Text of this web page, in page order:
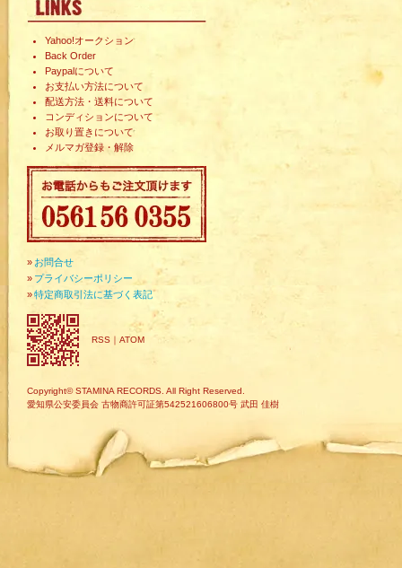
Yahoo!オークション
Back Order
Paypalについて
お支払い方法について
配送方法・送料について
コンディションについて
お取り置きについて
メルマガ登録・解除
» お問合せ
» プライバシーポリシー
»特定商取引法に基づく表記
RSS ｜ ATOM
Copyright© STAMINA RECORDS. All Right Reserved.
愛知県公安委員会 古物商許可証第542521606800号 武田 佳樹